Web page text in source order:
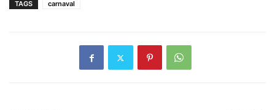
TAGS carnaval